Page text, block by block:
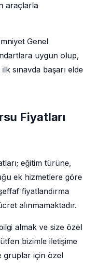
araçlarla
Genel
uygun olup,
sınavda başarı elde
Fiyatları
eğitim türüne,
ek hizmetlere göre
fiyatlandırma
alınmamaktadır.
almak ve size özel
bizimle iletişime
gruplar için özel